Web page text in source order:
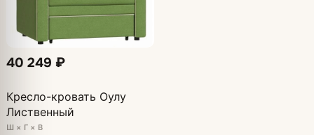
40 249 ₽
Кресло-кровать Оулу
Лиственный
Ш × Г × В